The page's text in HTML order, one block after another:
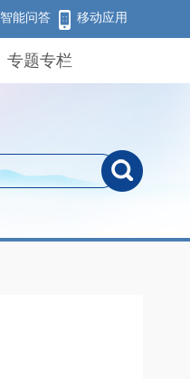
智能问答 移动应用
专题专栏